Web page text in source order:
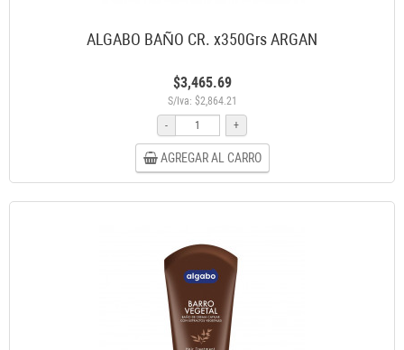
ALGABO BAÑO CR. x350Grs ARGAN
$3,465.69
S/Iva: $2,864.21
-
+
AGREGAR AL CARRO